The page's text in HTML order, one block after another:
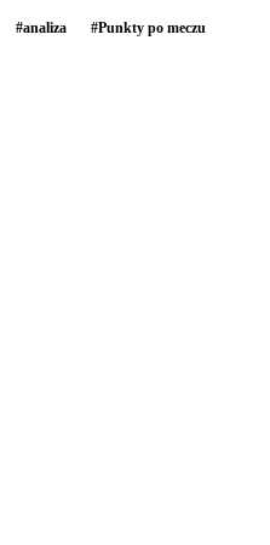
#analiza #Punkty po meczu